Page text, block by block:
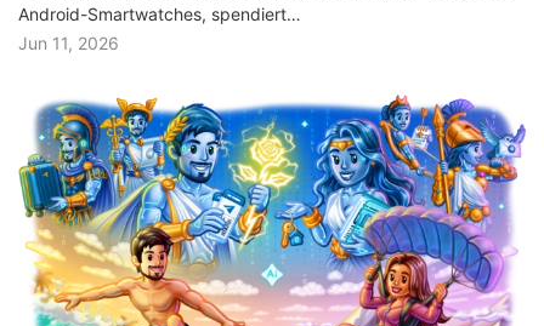
Android-Smartwatches, spendiert…
Jun 11, 2026